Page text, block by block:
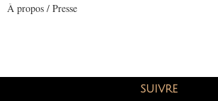
À propos / Presse
SUIVRE